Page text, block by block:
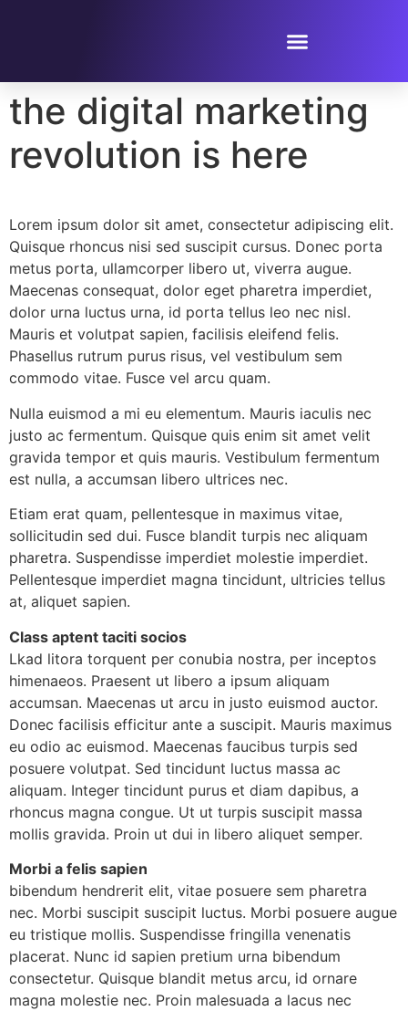
the digital marketing
revolution is here
Lorem ipsum dolor sit amet, consectetur adipiscing elit.
Quisque rhoncus nisi sed suscipit cursus. Donec porta
metus porta, ullamcorper libero ut, viverra augue.
Maecenas consequat, dolor eget pharetra imperdiet,
dolor urna luctus urna, id porta tellus leo nec nisl.
Mauris et volutpat sapien, facilisis eleifend felis.
Phasellus rutrum purus risus, vel vestibulum sem
commodo vitae. Fusce vel arcu quam.
Nulla euismod a mi eu elementum. Mauris iaculis nec
justo ac fermentum. Quisque quis enim sit amet velit
gravida tempor et quis mauris. Vestibulum fermentum
est nulla, a accumsan libero ultrices nec.
Etiam erat quam, pellentesque in maximus vitae,
sollicitudin sed dui. Fusce blandit turpis nec aliquam
pharetra. Suspendisse imperdiet molestie imperdiet.
Pellentesque imperdiet magna tincidunt, ultricies tellus
at, aliquet sapien.
Class aptent taciti socios
Lkad litora torquent per conubia nostra, per inceptos
himenaeos. Praesent ut libero a ipsum aliquam
accumsan. Maecenas ut arcu in justo euismod auctor.
Donec facilisis efficitur ante a suscipit. Mauris maximus
eu odio ac euismod. Maecenas faucibus turpis sed
posuere volutpat. Sed tincidunt luctus massa ac
aliquam. Integer tincidunt purus et diam dapibus, a
rhoncus magna congue. Ut ut turpis suscipit massa
mollis gravida. Proin ut dui in libero aliquet semper.
Morbi a felis sapien
bibendum hendrerit elit, vitae posuere sem pharetra
nec. Morbi suscipit suscipit luctus. Morbi posuere augue
eu tristique mollis. Suspendisse fringilla venenatis
placerat. Nunc id sapien pretium urna bibendum
consectetur. Quisque blandit metus arcu, id ornare
magna molestie nec. Proin malesuada a lacus nec